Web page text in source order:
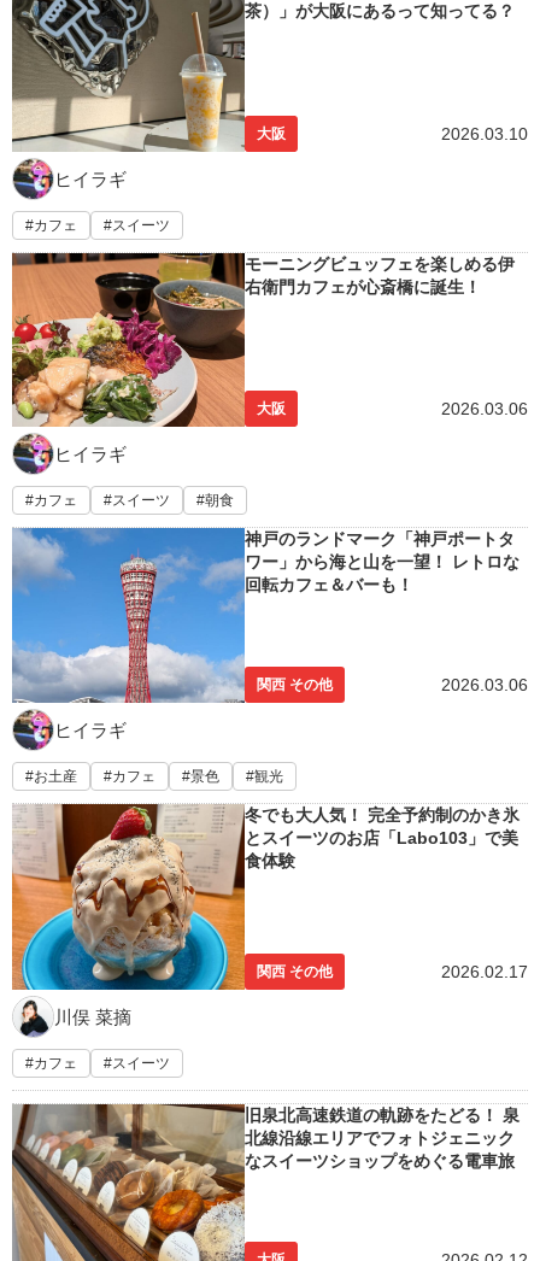
茶）」が大阪にあるって知ってる？
大阪 2026.03.10
ヒイラギ
カフェ スイーツ
モーニングビュッフェを楽しめる伊
右衛門カフェが心斎橋に誕生！
大阪 2026.03.06
ヒイラギ
カフェ スイーツ 朝食
神戸のランドマーク「神戸ポートタ
ワー」から海と山を一望！ レトロな
回転カフェ＆バーも！
関西 その他 2026.03.06
ヒイラギ
お土産 カフェ 景色 観光
冬でも大人気！ 完全予約制のかき氷
とスイーツのお店「Labo103」で美
食体験
関西 その他 2026.02.17
川俣 菜摘
カフェ スイーツ
旧泉北高速鉄道の軌跡をたどる！ 泉
北線沿線エリアでフォトジェニック
なスイーツショップをめぐる電車旅